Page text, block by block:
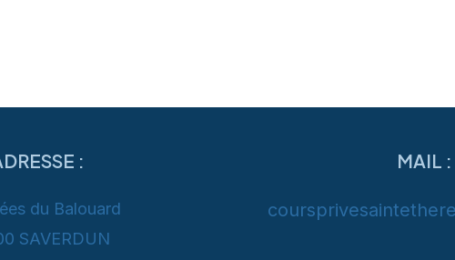
:
du Balouard
SAVERDUN
MAIL :